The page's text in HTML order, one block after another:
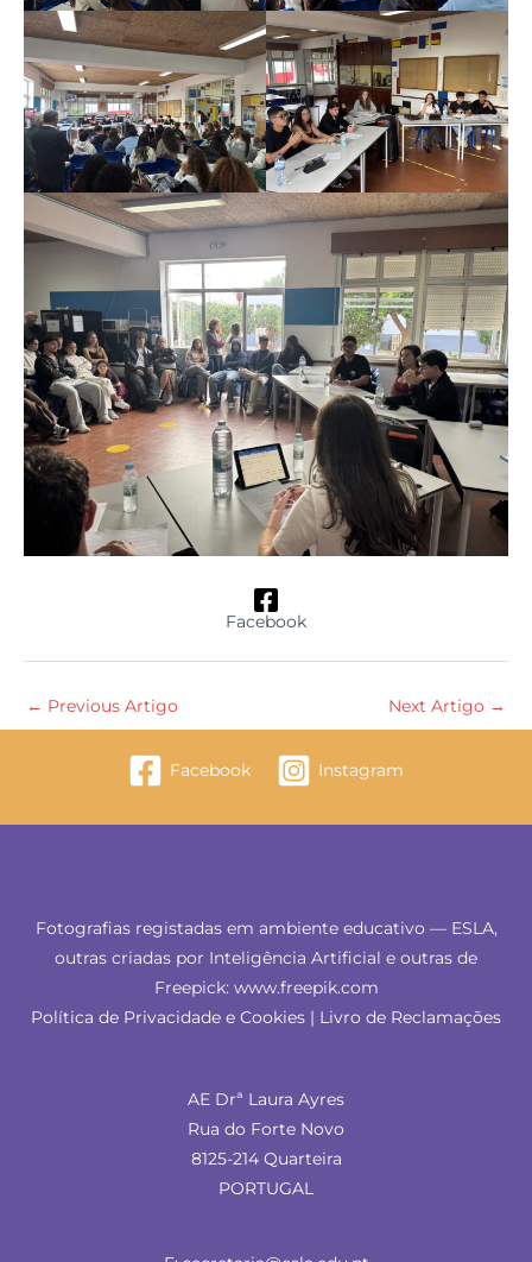
Facebook
← Previous Artigo Next Artigo →
Facebook Instagram
Fotografias registadas em ambiente educativo — ESLA,
outras criadas por Inteligência Artificial e outras de
Freepick: www.freepik.com
Política de Privacidade e Cookies | Livro de Reclamações
AE Drª Laura Ayres
Rua do Forte Novo
8125-214 Quarteira
PORTUGAL